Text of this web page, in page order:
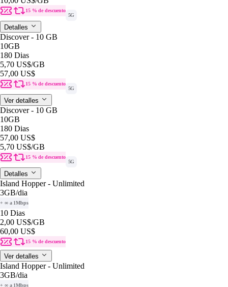
15 % de descuento
5G
Detalles
Discover - 10 GB
10GB
180 Dias
5,70 US$/GB
57,00 US$
15 % de descuento
5G
Ver detalles
Discover - 10 GB
10GB
180 Dias
57,00 US$
5,70 US$/GB
15 % de descuento
5G
Detalles
Island Hopper - Unlimited
3GB/dia
+ ∞ a 1Mbps
10 Dias
2,00 US$/GB
60,00 US$
15 % de descuento
Ver detalles
Island Hopper - Unlimited
3GB/dia
+ ∞ a 1Mbps